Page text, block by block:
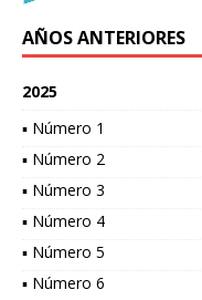
AÑOS ANTERIORES
2025
▪ Número 1
▪ Número 2
▪ Número 3
▪ Número 4
▪ Número 5
▪ Número 6